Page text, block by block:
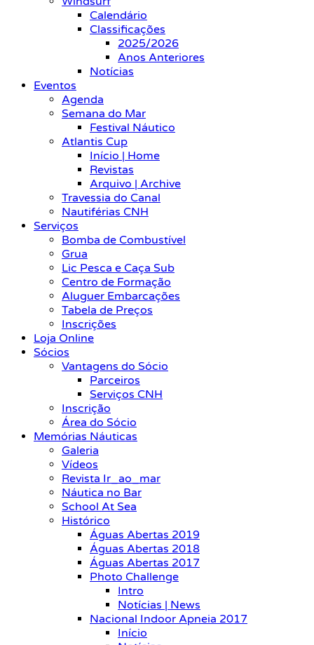
Calendário
Classificações
2025/2026
Anos Anteriores
Notícias
Eventos
Agenda
Semana do Mar
Festival Náutico
Atlantis Cup
Início | Home
Revistas
Arquivo | Archive
Travessia do Canal
Nautiférias CNH
Serviços
Bomba de Combustível
Grua
Lic Pesca e Caça Sub
Centro de Formação
Aluguer Embarcações
Tabela de Preços
Inscrições
Loja Online
Sócios
Vantagens do Sócio
Parceiros
Serviços CNH
Inscrição
Área do Sócio
Memórias Náuticas
Galeria
Vídeos
Revista Ir_ao_mar
Náutica no Bar
School At Sea
Histórico
Águas Abertas 2019
Águas Abertas 2018
Águas Abertas 2017
Photo Challenge
Intro
Notícias | News
Nacional Indoor Apneia 2017
Início